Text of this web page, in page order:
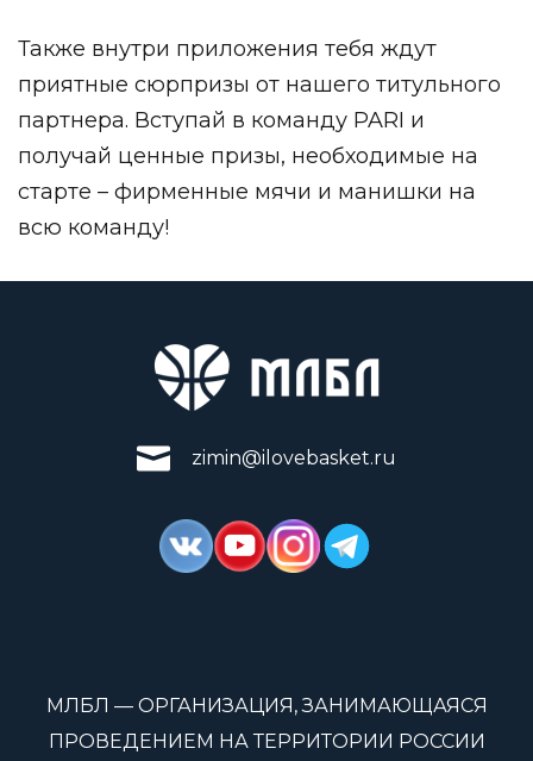
Также внутри приложения тебя ждут
приятные сюрпризы от нашего титульного
партнера. Вступай в команду PARI и
получай ценные призы, необходимые на
старте – фирменные мячи и манишки на
всю команду!
zimin@ilovebasket.ru
МЛБЛ — ОРГАНИЗАЦИЯ, ЗАНИМАЮЩАЯСЯ
ПРОВЕДЕНИЕМ НА ТЕРРИТОРИИ РОССИИ